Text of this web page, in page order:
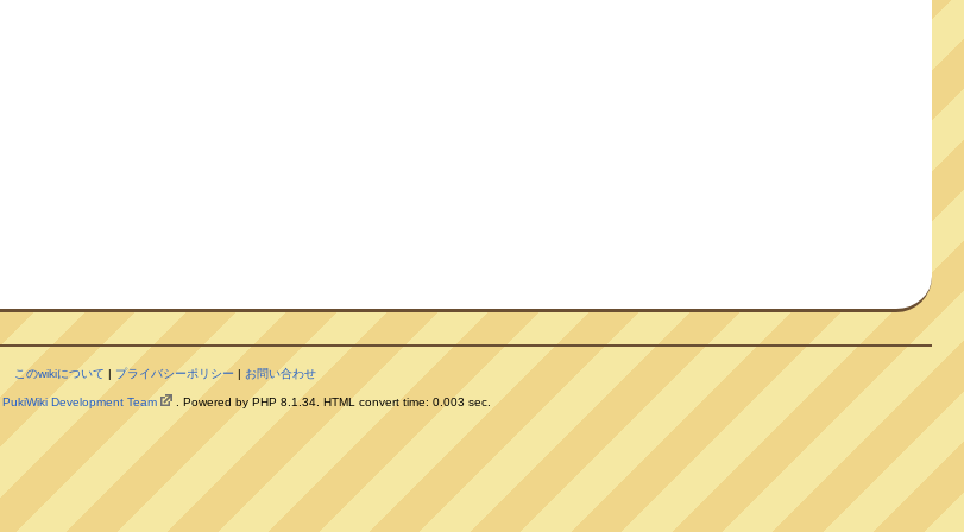
このwikiについて | プライバシーポリシー | お問い合わせ
PukiWiki Development Team . Powered by PHP 8.1.34. HTML convert time: 0.003 sec.